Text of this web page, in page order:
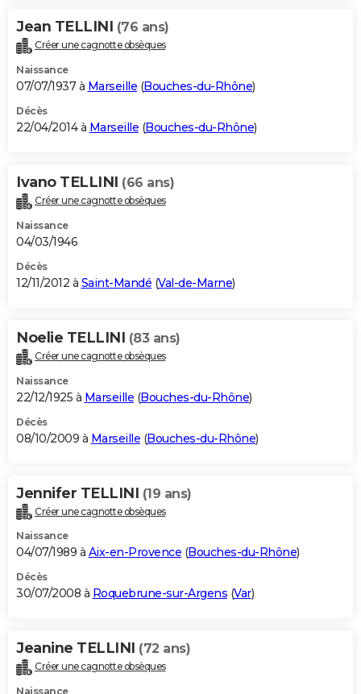
Jean TELLINI (76 ans)
Créer une cagnotte obsèques
Naissance
07/07/1937 à Marseille (Bouches-du-Rhône)
Décès
22/04/2014 à Marseille (Bouches-du-Rhône)
Ivano TELLINI (66 ans)
Créer une cagnotte obsèques
Naissance
04/03/1946
Décès
12/11/2012 à Saint-Mandé (Val-de-Marne)
Noelie TELLINI (83 ans)
Créer une cagnotte obsèques
Naissance
22/12/1925 à Marseille (Bouches-du-Rhône)
Décès
08/10/2009 à Marseille (Bouches-du-Rhône)
Jennifer TELLINI (19 ans)
Créer une cagnotte obsèques
Naissance
04/07/1989 à Aix-en-Provence (Bouches-du-Rhône)
Décès
30/07/2008 à Roquebrune-sur-Argens (Var)
Jeanine TELLINI (72 ans)
Créer une cagnotte obsèques
Naissance